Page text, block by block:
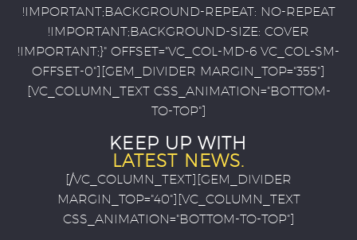
!IMPORTANT;BACKGROUND-REPEAT: NO-REPEAT
!IMPORTANT;BACKGROUND-SIZE: COVER
!IMPORTANT;}" OFFSET="VC_COL-MD-6 VC_COL-SM-
OFFSET-0"][GEM_DIVIDER MARGIN_TOP="355"]
[VC_COLUMN_TEXT CSS_ANIMATION="BOTTOM-
TO-TOP"]
KEEP UP WITH
LATEST NEWS.
[/VC_COLUMN_TEXT][GEM_DIVIDER
MARGIN_TOP="40"][VC_COLUMN_TEXT
CSS_ANIMATION="BOTTOM-TO-TOP"]